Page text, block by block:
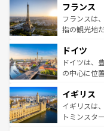
ませてくれ
なお、新着
しい。
文化が根付
れる闘牛、
る。首都マ
の城塞都市
せる。地方
フランス
フランスは
指の観光地
で、幅広い
聖堂、美し
から魅了す
いる。シャ
香り高いラ
らに、パリ
ドイツ
ドイツは、
の中心に位
顔を持つこ
ルリンの文
してライン
イギリス
イギリスは
トミンスタ